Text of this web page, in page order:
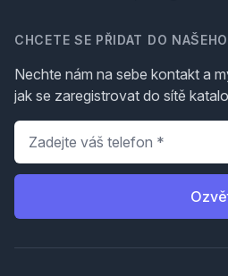
CHCETE SE PŘIDAT DO
Nechte nám na sebe kontakt a
jak se zaregistrovat do sítě
Telefon